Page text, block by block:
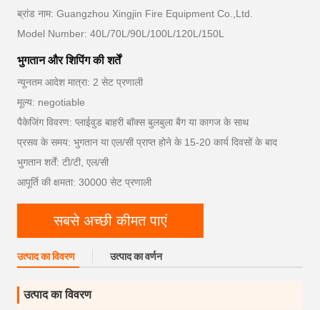
ब्रांड नाम: Guangzhou Xingjin Fire Equipment Co.,Ltd.
Model Number: 40L/70L/90L/100L/120L/150L
भुगतान और शिपिंग की शर्तें
न्यूनतम आदेश मात्रा: 2 सेट प्रणाली
मूल्य: negotiable
पैकेजिंग विवरण: प्लाईवुड बाहरी बॉक्स बुलबुला बैग या कागज के साथ
प्रसव के समय: भुगतान या एल/सी प्राप्त होने के 15-20 कार्य दिवसों के बाद
भुगतान शर्तें: टी/टी, एल/सी
आपूर्ति की क्षमता: 30000 सेट प्रणाली
सबसे अच्छी कीमत पाएं
उत्पाद का विवरण उत्पाद का वर्णन
उत्पाद का विवरण